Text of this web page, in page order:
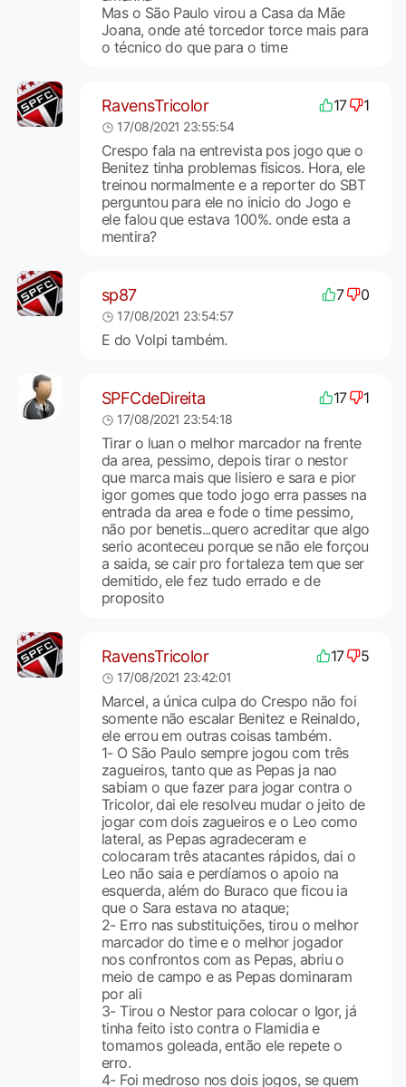
Mas o São Paulo virou a Casa da Mãe
Joana, onde até torcedor torce mais para
o técnico do que para o time
RavensTricolor 17 1
17/08/2021 23:55:54
Crespo fala na entrevista pos jogo que o
Benitez tinha problemas fisicos. Hora, ele
treinou normalmente e a reporter do SBT
perguntou para ele no inicio do Jogo e
ele falou que estava 100%. onde esta a
mentira?
sp87 7 0
17/08/2021 23:54:57
E do Volpi também.
SPFCdeDireita 17 1
17/08/2021 23:54:18
Tirar o luan o melhor marcador na frente
da area, pessimo, depois tirar o nestor
que marca mais que lisiero e sara e pior
igor gomes que todo jogo erra passes na
entrada da area e fode o time pessimo,
não por benetis...quero acreditar que algo
serio aconteceu porque se não ele forçou
a saida, se cair pro fortaleza tem que ser
demitido, ele fez tudo errado e de
proposito
RavensTricolor 17 5
17/08/2021 23:42:01
Marcel, a única culpa do Crespo não foi
somente não escalar Benitez e Reinaldo,
ele errou em outras coisas também.
1- O São Paulo sempre jogou com três
zagueiros, tanto que as Pepas ja nao
sabiam o que fazer para jogar contra o
Tricolor, dai ele resolveu mudar o jeito de
jogar com dois zagueiros e o Leo como
lateral, as Pepas agradeceram e
colocaram três atacantes rápidos, dai o
Leo não saia e perdíamos o apoio na
esquerda, além do Buraco que ficou ia
que o Sara estava no ataque;
2- Erro nas substituições, tirou o melhor
marcador do time e o melhor jogador
nos confrontos com as Pepas, abriu o
meio de campo e as Pepas dominaram
por ali
3- Tirou o Nestor para colocar o Igor, já
tinha feito isto contra o Flamidia e
tomamos goleada, então ele repete o
erro.
4- Foi medroso nos dois jogos, se quem